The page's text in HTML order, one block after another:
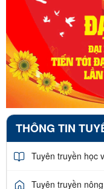
THÔNG TIN
Tuyên truyền học
Tuyên truyền